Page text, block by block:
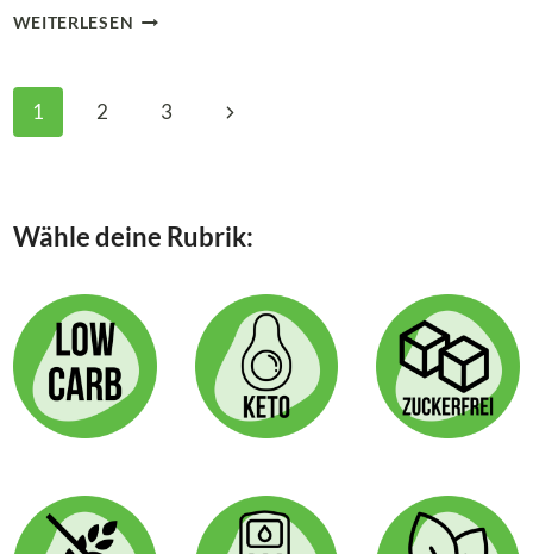
WEITERLESEN HERRLICHES
GRÜNEN
Seitennavigation
1 2 3
Nächste
Wähle deine Rubrik: